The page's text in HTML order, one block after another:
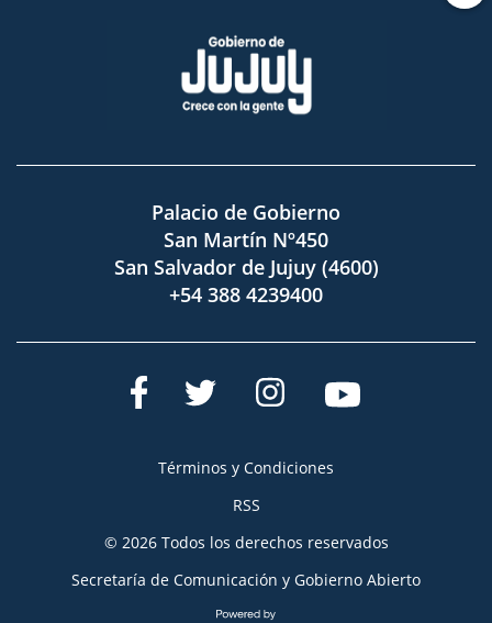
Palacio de Gobierno
San Martín Nº450
San Salvador de Jujuy (4600)
+54 388 4239400
Términos y Condiciones
RSS
© 2026 Todos los derechos reservados
Secretaría de Comunicación y Gobierno Abierto